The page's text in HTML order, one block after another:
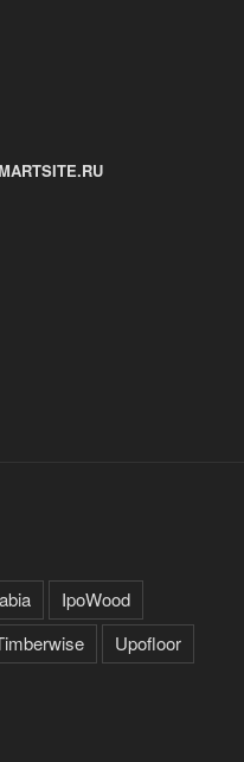
IpoWood
Upofloor